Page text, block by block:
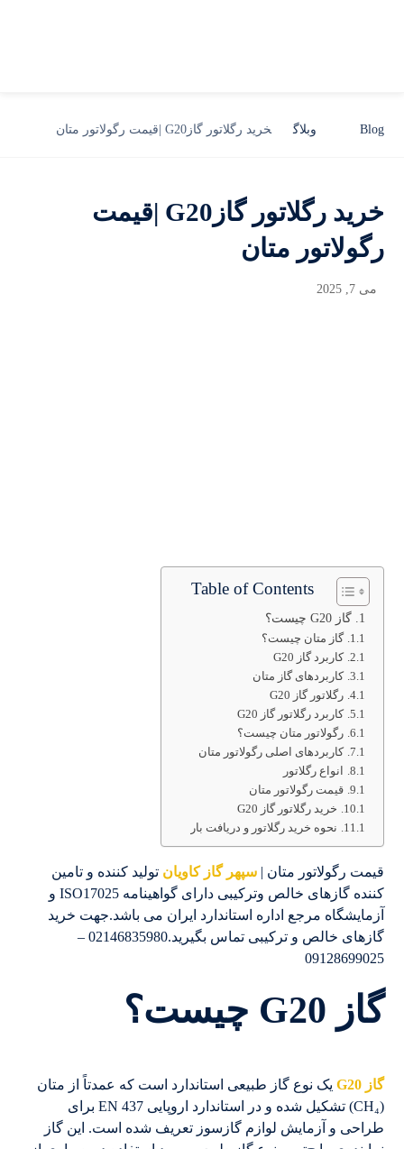
Blog وبلاگ خرید رگلاتور گازG20 |قیمت رگولاتور متان
خرید رگلاتور گازG20 |قیمت
رگولاتور متان
می 7, 2025
Table of Contents
گاز G20 چیست؟
گاز متان چیست؟
کاربرد گاز G20
کاربردهای گاز متان
رگلاتور گاز G20
کاربرد رگلاتور گاز G20
رگولاتور متان چیست؟
کاربردهای اصلی رگولاتور متان
انواع رگلاتور
قیمت رگولاتور متان
خرید رگلاتور گاز G20
نحوه خرید رگلاتور و دریافت بار
قیمت رگولاتور متان |سپهر گاز کاویان تولید کننده و تامین
کننده گازهای خالص وترکیبی دارای گواهینامه ISO17025 و
آزمایشگاه مرجع اداره استاندارد ایران می باشد.جهت خرید
گازهای خالص و ترکیبی تماس بگیرید.02146835980 –
09128699025
گاز G20 چیست؟
گاز G20
یک نوع گاز طبیعی استاندارد است که عمدتاً از متان
(CH₄) تشکیل شده و در استاندارد اروپایی EN 437 برای
طراحی و آزمایش لوازم گازسوز تعریف شده است. این گاز